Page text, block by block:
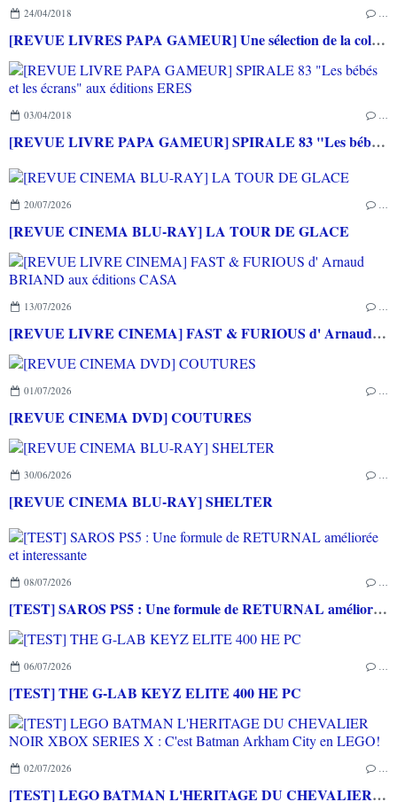
24/04/2018 …
[REVUE LIVRES PAPA GAMEUR] Une sélection de la collection 1001 BB aux éditions ERES
03/04/2018 …
[REVUE LIVRE PAPA GAMEUR] SPIRALE 83 "Les bébés et les écrans" aux éditions ERES
20/07/2026 …
[REVUE CINEMA BLU-RAY] LA TOUR DE GLACE
13/07/2026 …
[REVUE LIVRE CINEMA] FAST & FURIOUS d' Arnaud BRIAND aux éditions CASA
01/07/2026 …
[REVUE CINEMA DVD] COUTURES
30/06/2026 …
[REVUE CINEMA BLU-RAY] SHELTER
08/07/2026 …
[TEST] SAROS PS5 : Une formule de RETURNAL améliorée et interessante
06/07/2026 …
[TEST] THE G-LAB KEYZ ELITE 400 HE PC
02/07/2026 …
[TEST] LEGO BATMAN L'HERITAGE DU CHEVALIER NOIR XBOX SERIES X : C'est Batman Arkham City en LEGO!